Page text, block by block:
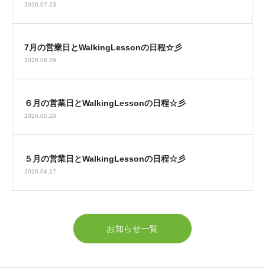
2026.07.23
7月の営業日とWalkingLessonの日程☆彡
2026.06.29
６月の営業日とWalkingLessonの日程☆彡
2026.05.20
５月の営業日とWalkingLessonの日程☆彡
2026.04.17
お知らせ一覧